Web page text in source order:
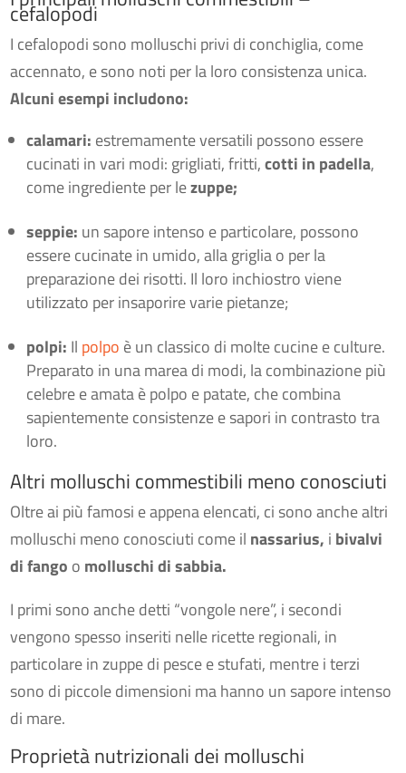
cefalopodi
I cefalopodi sono molluschi privi di conchiglia, come
accennato, e sono noti per la loro consistenza unica.
Alcuni esempi includono:
calamari: estremamente versatili possono essere
cucinati in vari modi: grigliati, fritti,cotti in padella,
come ingrediente per lezuppe;
seppie: un sapore intenso e particolare, possono
essere cucinate in umido, alla griglia o per la
preparazione dei risotti. Il loro inchiostro viene
utilizzato per insaporire varie pietanze;
polpi: Il polpo è un classico di molte cucine e culture.
Preparato in una marea di modi, la combinazione più
celebre e amata è polpo e patate, che combina
sapientemente consistenze e sapori in contrasto tra
loro.
Altri molluschi commestibili meno conosciuti
Oltre ai più famosi e appena elencati, ci sono anche altri
molluschi meno conosciuti come il nassarius, i bivalvi
di fango o molluschi di sabbia.
I primi sono anche detti “vongole nere”, i secondi
vengono spesso inseriti nelle ricette regionali, in
particolare in zuppe di pesce e stufati, mentre i terzi
sono di piccole dimensioni ma hanno un sapore intenso
di mare.
Proprietà nutrizionali dei molluschi